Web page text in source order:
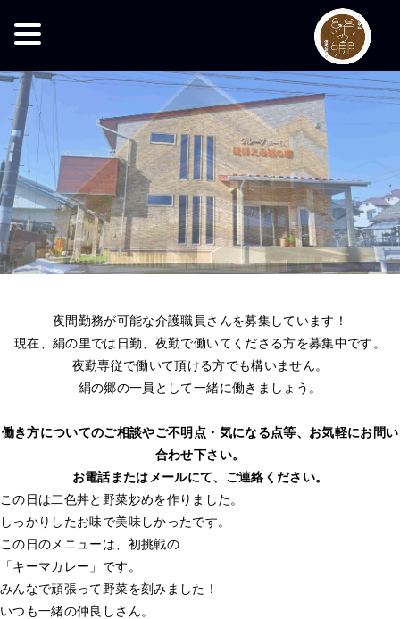
夜間勤務が可能な介護職員さんを募集しています！
現在、絹の里では日勤、夜勤で働いてくださる方を募集中です。
夜勤専従で働いて頂ける方でも構いません。
絹の郷の一員として一緒に働きましょう。
働き方についてのご相談やご不明点・気になる点等、お気軽にお問い
合わせ下さい。
お電話またはメールにて、ご連絡ください。
この日は二色丼と野菜炒めを作りました。
しっかりしたお味で美味しかったです。
この日のメニューは、初挑戦の
「キーマカレー」です。
みんなで頑張って野菜を刻みました！
いつも一緒の仲良しさん。